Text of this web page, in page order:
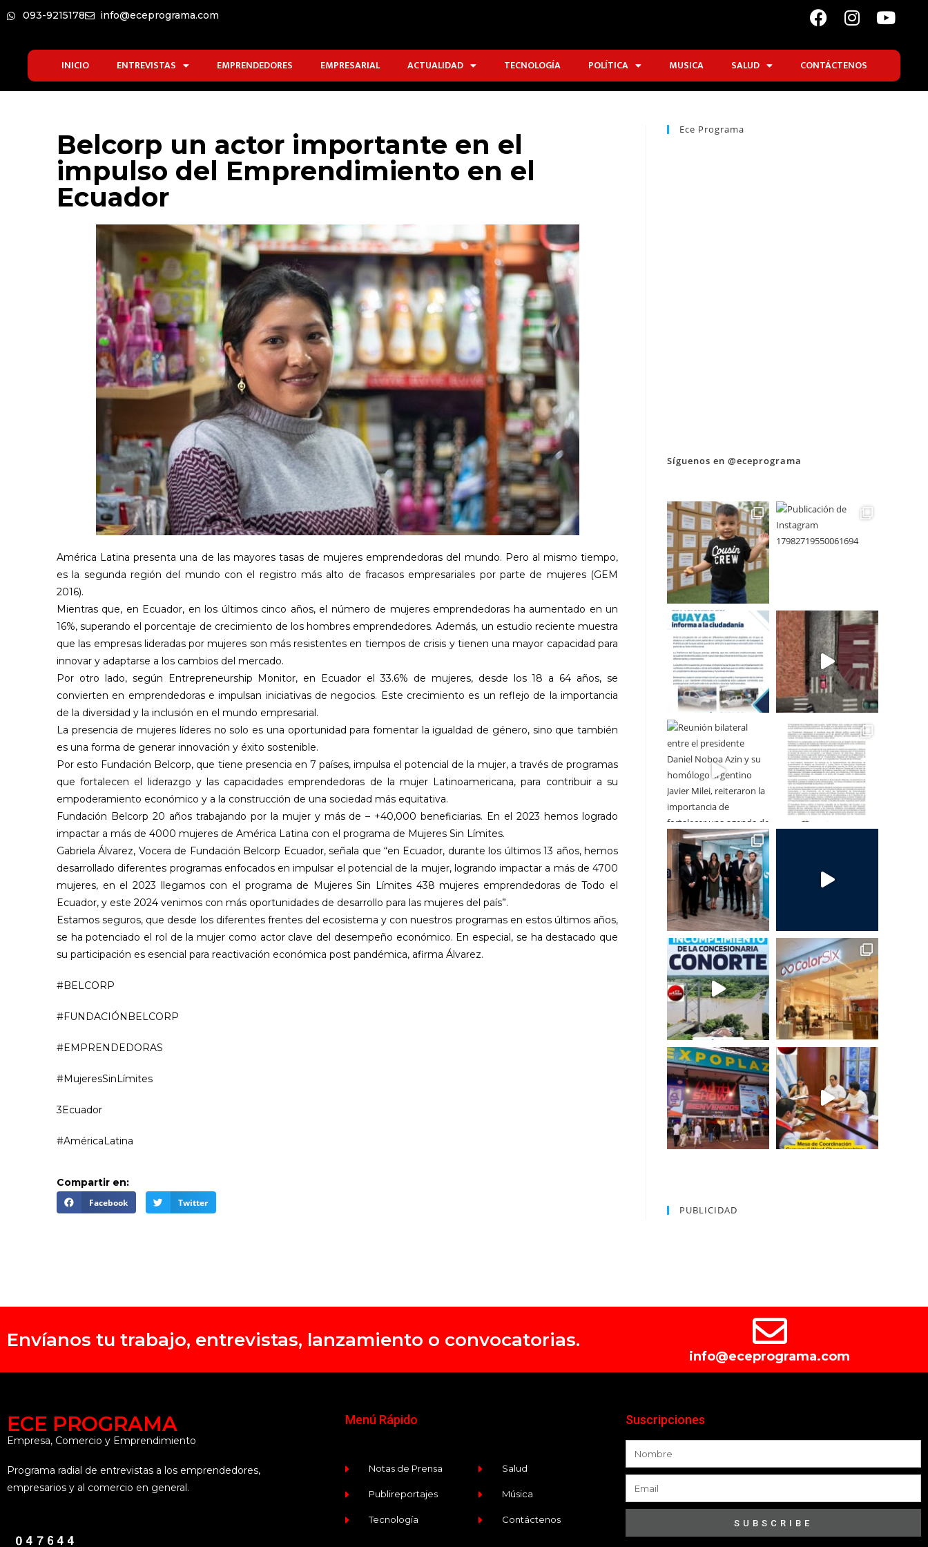
093-9215178 info@eceprograma.com
INICIO ENTREVISTAS EMPRENDEDORES EMPRESARIAL ACTUALIDAD TECNOLOGÍA POLÍTICA MUSICA SALUD CONTÁCTENOS
Belcorp un actor importante en el
impulso del Emprendimiento en el
Ecuador
América Latina presenta una de las mayores tasas de mujeres emprendedoras del mundo. Pero al mismo tiempo,
es la segunda región del mundo con el registro más alto de fracasos empresariales por parte de mujeres (GEM
2016).
Mientras que, en Ecuador, en los últimos cinco años, el número de mujeres emprendedoras ha aumentado en un
16%, superando el porcentaje de crecimiento de los hombres emprendedores. Además, un estudio reciente muestra
que las empresas lideradas por mujeres son más resistentes en tiempos de crisis y tienen una mayor capacidad para
innovar y adaptarse a los cambios del mercado.
Por otro lado, según Entrepreneurship Monitor, en Ecuador el 33.6% de mujeres, desde los 18 a 64 años, se
convierten en emprendedoras e impulsan iniciativas de negocios. Este crecimiento es un reflejo de la importancia
de la diversidad y la inclusión en el mundo empresarial.
La presencia de mujeres líderes no solo es una oportunidad para fomentar la igualdad de género, sino que también
es una forma de generar innovación y éxito sostenible.
Por esto Fundación Belcorp, que tiene presencia en 7 países, impulsa el potencial de la mujer, a través de programas
que fortalecen el liderazgo y las capacidades emprendedoras de la mujer Latinoamericana, para contribuir a su
empoderamiento económico y a la construcción de una sociedad más equitativa.
Fundación Belcorp 20 años trabajando por la mujer y más de – +40,000 beneficiarias. En el 2023 hemos logrado
impactar a más de 4000 mujeres de América Latina con el programa de Mujeres Sin Límites.
Gabriela Álvarez, Vocera de Fundación Belcorp Ecuador, señala que “en Ecuador, durante los últimos 13 años, hemos
desarrollado diferentes programas enfocados en impulsar el potencial de la mujer, logrando impactar a más de 4700
mujeres, en el 2023 llegamos con el programa de Mujeres Sin Límites 438 mujeres emprendedoras de Todo el
Ecuador, y este 2024 venimos con más oportunidades de desarrollo para las mujeres del país”.
Estamos seguros, que desde los diferentes frentes del ecosistema y con nuestros programas en estos últimos años,
se ha potenciado el rol de la mujer como actor clave del desempeño económico. En especial, se ha destacado que
su participación es esencial para reactivación económica post pandémica, afirma Álvarez.
#BELCORP
#FUNDACIÓNBELCORP
#EMPRENDEDORAS
#MujeresSinLímites
3Ecuador
#AméricaLatina
Compartir en:
Facebook Twitter
Ece Programa
Síguenos en @eceprograma
PUBLICIDAD
Envíanos tu trabajo, entrevistas, lanzamiento o convocatorias.
info@eceprograma.com
ECE PROGRAMA
Empresa, Comercio y Emprendimiento
Programa radial de entrevistas a los emprendedores,
empresarios y al comercio en general.
Menú Rápido
Notas de Prensa
Publireportajes
Tecnología
Salud
Música
Contáctenos
Suscripciones
SUBSCRIBE